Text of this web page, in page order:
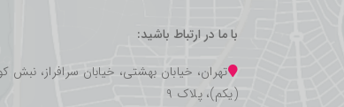
با ما در ارتباط باشید:
تهران، خیابان بهشتی، خیابان سرافراز،
(یکم)، پلاک ۹